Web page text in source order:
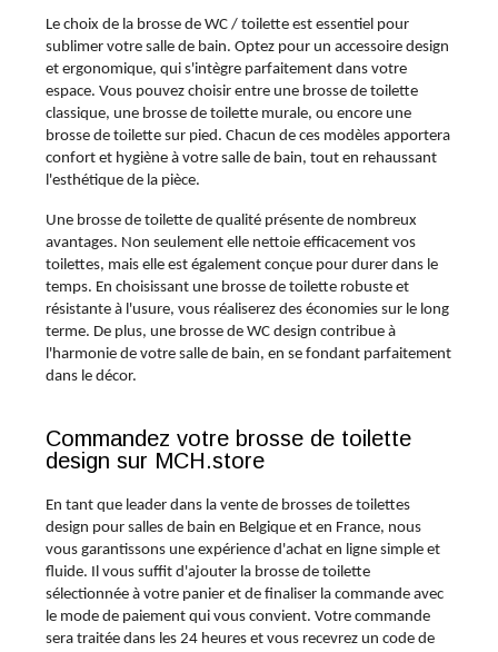
Le choix de la brosse de WC / toilette est essentiel pour
sublimer votre salle de bain. Optez pour un accessoire design
et ergonomique, qui s'intègre parfaitement dans votre
espace. Vous pouvez choisir entre une brosse de toilette
classique, une brosse de toilette murale, ou encore une
brosse de toilette sur pied. Chacun de ces modèles apportera
confort et hygiène à votre salle de bain, tout en rehaussant
l'esthétique de la pièce.
Une brosse de toilette de qualité présente de nombreux
avantages. Non seulement elle nettoie efficacement vos
toilettes, mais elle est également conçue pour durer dans le
temps. En choisissant une brosse de toilette robuste et
résistante à l'usure, vous réaliserez des économies sur le long
terme. De plus, une brosse de WC design contribue à
l'harmonie de votre salle de bain, en se fondant parfaitement
dans le décor.
Commandez votre brosse de toilette
design sur MCH.store
En tant que leader dans la vente de brosses de toilettes
design pour salles de bain en Belgique et en France, nous
vous garantissons une expérience d'achat en ligne simple et
fluide. Il vous suffit d'ajouter la brosse de toilette
sélectionnée à votre panier et de finaliser la commande avec
le mode de paiement qui vous convient. Votre commande
sera traitée dans les 24 heures et vous recevrez un code de